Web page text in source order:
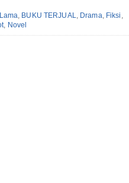
, BUKU TERJUAL, Drama, Fiksi ,
, Novel